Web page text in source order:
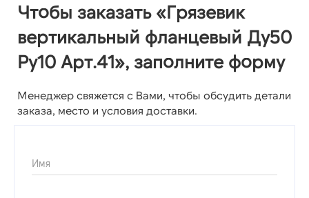
Чтобы заказать «Грязевик
вертикальный фланцевый Ду50
Ру10 Арт.41», заполните форму
Менеджер свяжется с Вами, чтобы обсудить детали
заказа, место и условия доставки.
Имя